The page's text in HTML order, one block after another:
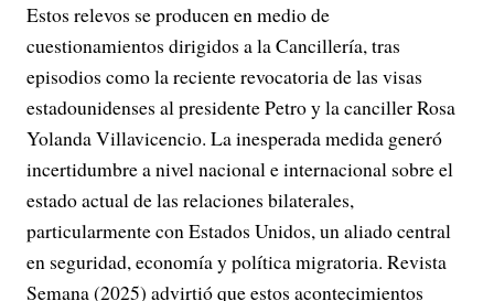
Estos relevos se producen en medio de
cuestionamientos dirigidos a la Cancillería, tras
episodios como la reciente revocatoria de las visas
estadounidenses al presidente Petro y la canciller Rosa
Yolanda Villavicencio. La inesperada medida generó
incertidumbre a nivel nacional e internacional sobre el
estado actual de las relaciones bilaterales,
particularmente con Estados Unidos, un aliado central
en seguridad, economía y política migratoria. Revista
Semana (2025) advirtió que estos acontecimientos